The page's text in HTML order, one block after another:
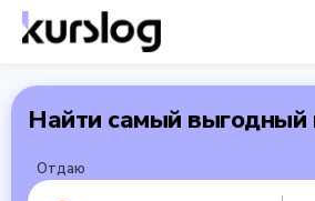
Найти самый выгодный
Отдаю